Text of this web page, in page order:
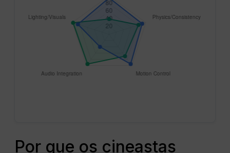
Por que os cineastas